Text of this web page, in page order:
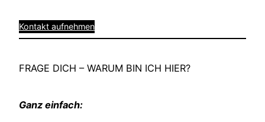
Kontakt aufnehmen
FRAGE DICH – WARUM BIN ICH HIER?
Ganz einfach: